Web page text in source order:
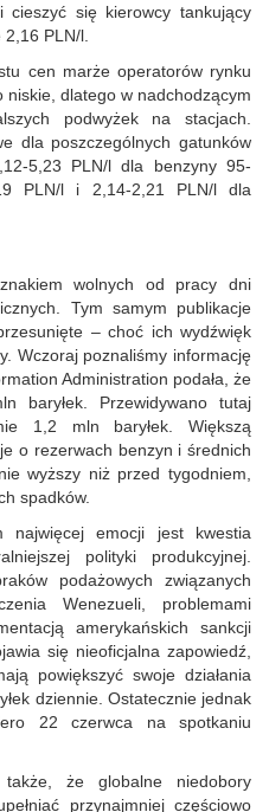
cieszyć się kierowcy tankujący
PLN/l.
cen marże operatorów rynku
niskie, dlatego w nadchodzącym
podwyżek na stacjach.
dla poszczególnych gatunków
5,23 PLN/l dla benzyny 95-
PLN/l i 2,14-2,21 PLN/l dla
wolnych od pracy dni
Tym samym publikacje
– choć ich wydźwięk
Wczoraj poznaliśmy informację
Administration podała, że
baryłek. Przewidywano tutaj
1,2 mln baryłek. Większą
o rezerwach benzyn i średnich
wyższy niż przed tygodniem,
spadków.
najwięcej emocji jest kwestia
polityki produkcyjnej.
podażowych związanych
Wenezueli, problemami
amerykańskich sankcji
się nieoficjalna zapowiedź,
powiększyć swoje działania
dziennie. Ostatecznie jednak
22 czerwca na spotkaniu
także, że globalne niedobory
przynajmniej częściowo